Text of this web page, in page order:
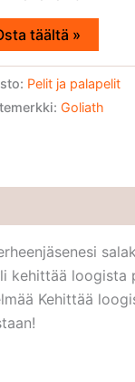
täältä »
Pelit ja palapelit
Goliath
kehittää
Kehittää